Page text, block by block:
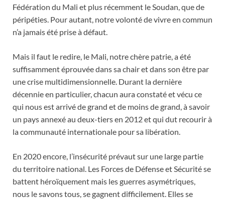
Fédération du Mali et plus récemment le Soudan, que de
péripéties. Pour autant, notre volonté de vivre en commun
n’a jamais été prise à défaut.
Mais il faut le redire, le Mali, notre chère patrie, a été
suffisamment éprouvée dans sa chair et dans son être par
une crise multidimensionnelle. Durant la dernière
décennie en particulier, chacun aura constaté et vécu ce
qui nous est arrivé de grand et de moins de grand, à savoir
un pays annexé au deux-tiers en 2012 et qui dut recourir à
la communauté internationale pour sa libération.
En 2020 encore, l’insécurité prévaut sur une large partie
du territoire national. Les Forces de Défense et Sécurité se
battent héroïquement mais les guerres asymétriques,
nous le savons tous, se gagnent difficilement. Elles se